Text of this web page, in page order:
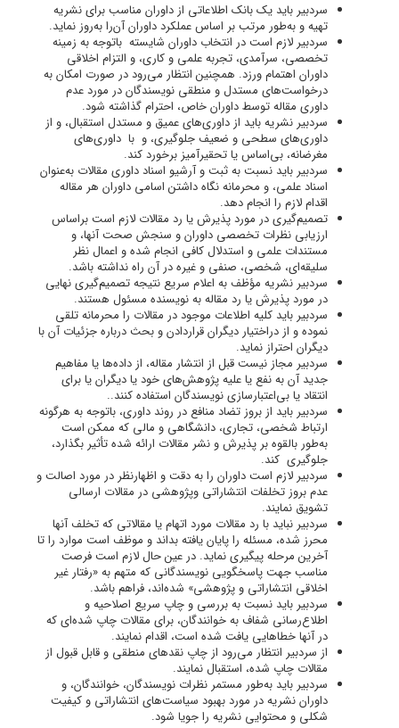
سردبیر باید یک بانک اطلاعاتی از داوران مناسب برای نشریه
تهیه و به‌طور مرتب بر اساس عملکرد داوران آن‌را به‌روز نماید.
سردبیر لازم است در انتخاب داوران شایسته باتوجه به زمینه
تخصصی، سرآمدی، تجربه علمی و کاری، و التزام اخلاقی
داوران اهتمام ورزد. همچنین انتظار می‌رود در صورت امکان به
درخواست‌های مستدل و منطقی نویسندگان در مورد عدم
داوری مقاله توسط داوران خاص، احترام گذاشته شود.
سردبیر نشریه باید از داوری‌های عمیق و مستدل استقبال، و از
داوری‌های سطحی و ضعیف جلوگیری، و با داوری‌های
مغرضانه، بی‌اساس یا تحقیرآمیز برخورد کند.
سردبیر باید نسبت به ثبت و آرشیو اسناد داوری مقالات به‌عنوان
اسناد علمی، و محرمانه نگاه داشتن اسامی داوران هر مقاله
اقدام لازم را انجام دهد.
تصمیم‌گیری در مورد پذیرش یا رد مقالات لازم است براساس
ارزیابی نظرات تخصصی داوران و سنجش صحت آنها، و
مستندات علمی و استدلال کافی انجام شده و اعمال ‌نظر
سلیقه‌ای، شخصی، صنفی و غیره در آن راه نداشته باشد.
سردبیر نشریه مؤظف به اعلام سریع نتیجه تصمیم‌گیری نهایی
در مورد پذیرش یا رد مقاله به نویسنده مسئول هستند.
سردبیر باید کلیه اطلاعات موجود در مقالات را محرمانه تلقی
نموده و از دراختیار دیگران قراردادن و بحث درباره جزئیات آن با
دیگران احتراز نماید.
سردبیر مجاز نیست قبل از انتشار مقاله، از داده‌ها یا مفاهیم
جدید آن به نفع یا علیه پژوهش‌های خود یا دیگران یا برای
انتقاد یا بی‌اعتبارسازی نویسندگان استفاده کنند..
سردبیر باید از بروز تضاد منافع در روند داوری، باتوجه به هرگونه
ارتباط شخصی، تجاری، دانشگاهی و مالی که ممکن است
به‌طور بالقوه بر پذیرش و نشر مقالات ارائه شده تأثیر بگذارد،
جلوگیری کند.
سردبیر لازم است داوران را به دقت و اظهارنظر در مورد اصالت و
عدم بروز تخلفات انتشاراتی وپژوهشی در مقالات ارسالی
تشویق نمایند.
سردبیر نباید با رد مقالات مورد اتهام یا مقالاتی که تخلف آنها
محرز شده، مسئله را پایان یافته بداند و موظف است موارد را تا
آخرین مرحله پیگیری نماید. در عین حال لازم است فرصت
مناسب جهت پاسخگویی نویسندگانی که متهم به «رفتار غیر
اخلاقی انتشاراتی و پژوهشی» شده‌اند، فراهم باشد.
سردبیر باید نسبت به بررسی و چاپ سریع اصلاحیه و
اطلاع‌رسانی شفاف به خوانندگان، برای مقالات چاپ شده‌ای که
در آنها خطاهایی یافت شده است، اقدام نمایند.
از سردبیر انتظار می‌رود از چاپ نقدهای منطقی و قابل قبول از
مقالات چاپ شده، استقبال نمایند.
سردبیر باید به‌طور مستمر نظرات نویسندگان، خوانندگان، و
داوران نشریه در مورد بهبود سیاست‌های انتشاراتی و کیفیت
شکلی و محتوایی نشریه را جویا شود.